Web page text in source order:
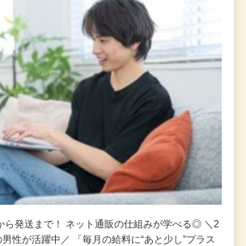
ら発送まで！ ネット通販の仕組みが学べる◎ ＼2
性が活躍中／ 「毎月の給料に“あと少し”プラス